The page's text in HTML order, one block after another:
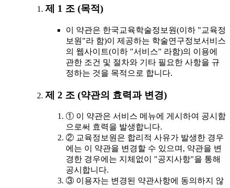
제 1 조 (목적)
이 약관은 한국교육학술정보원(이하 "교육정
보원"라 함)이 제공하는 학술연구정보서비스
의 웹사이트(이하 "서비스" 라함)의 이용에
관한 조건 및 절차와 기타 필요한 사항을 규
정하는 것을 목적으로 합니다.
제 2 조 (약관의 효력과 변경)
① 이 약관은 서비스 메뉴에 게시하여 공시함
으로써 효력을 발생합니다.
② 교육정보원은 합리적 사유가 발생한 경우
에는 이 약관을 변경할 수 있으며, 약관을 변
경한 경우에는 지체없이 "공지사항"을 통해
공시합니다.
③ 이용자는 변경된 약관사항에 동의하지 않